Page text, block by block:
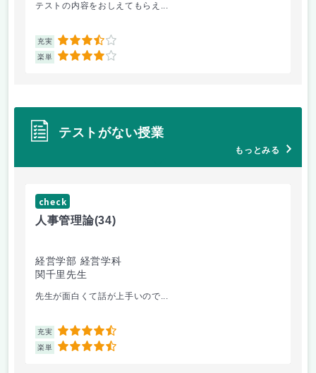
テストの内容をおしえてもらえ...
充実 3.5
楽単 4
テストがない授業
もっとみる
check
人事管理論(34)
経営学部 経営学科
関千里先生
先生が面白くて話が上手いので...
充実 4.5
楽単 4.5